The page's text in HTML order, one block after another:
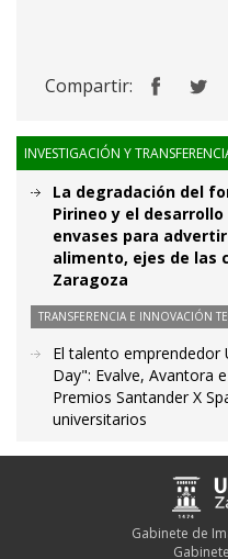
Compartir:
INVESTIGACIÓN Y
La degradación del
Pirineo y el
envases para
alimento, ejes de las
Zaragoza
TRANSFERENCIA E INNOVACIÓN
El talento emprendedor
Day": Evalve, Avantora
Premios Santander X
universitarios
Gabinete de